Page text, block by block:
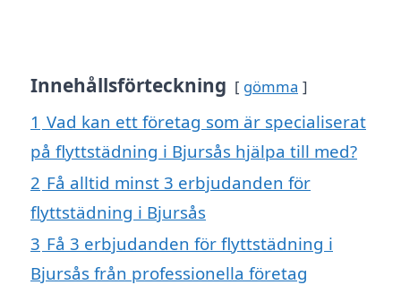
Innehållsförteckning gömma
1 Vad kan ett företag som är specialiserat
på flyttstädning i Bjursås hjälpa till med?
2 Få alltid minst 3 erbjudanden för
flyttstädning i Bjursås
3 Få 3 erbjudanden för flyttstädning i
Bjursås från professionella företag